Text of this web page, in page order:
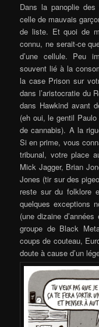
Dans la panoplie
celle de mauvais
de liste. Et quoi de
connu, ne serait-ce
d’une cellule. Peu
souvent lié à la
la case Prison sur
dans l’aristocratie du
dans Hawkind avant
(eh oui, le gentil
de cannabis). A la
Si en prime, vous
tribunal, votre place
Mick Jagger, Brian
Jones (tir sur des
reste sur du folklore
quelques exceptions
(une dizaine
groupe de Black
coups de couteau,
doute à cause d’un